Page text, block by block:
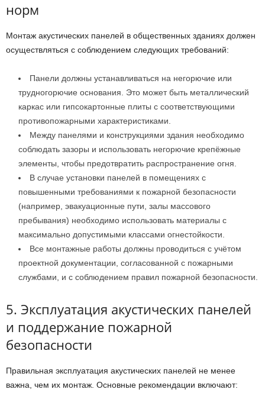
норм
Монтаж акустических панелей в общественных зданиях должен
осуществляться с соблюдением следующих требований:
Панели должны устанавливаться на негорючие или
трудногорючие основания. Это может быть металлический
каркас или гипсокартонные плиты с соответствующими
противопожарными характеристиками.
Между панелями и конструкциями здания необходимо
соблюдать зазоры и использовать негорючие крепёжные
элементы, чтобы предотвратить распространение огня.
В случае установки панелей в помещениях с
повышенными требованиями к пожарной безопасности
(например, эвакуационные пути, залы массового
пребывания) необходимо использовать материалы с
максимально допустимыми классами огнестойкости.
Все монтажные работы должны проводиться с учётом
проектной документации, согласованной с пожарными
службами, и с соблюдением правил пожарной безопасности.
5. Эксплуатация акустических панелей
и поддержание пожарной
безопасности
Правильная эксплуатация акустических панелей не менее
важна, чем их монтаж. Основные рекомендации включают: